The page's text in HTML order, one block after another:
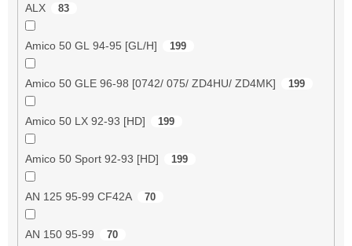
ALX 83
Amico 50 GL 94-95 [GL/H] 199
Amico 50 GLE 96-98 [0742/ 075/ ZD4HU/ ZD4MK] 199
Amico 50 LX 92-93 [HD] 199
Amico 50 Sport 92-93 [HD] 199
AN 125 95-99 CF42A 70
AN 150 95-99 70